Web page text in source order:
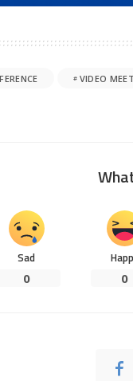
VIDEO MEET
Sad
0
0